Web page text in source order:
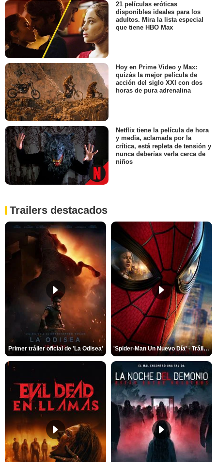
21 películas eróticas
disponibles ideales para los
adultos. Mira la lista especial
que tiene HBO Max
Hoy en Prime Video y Max:
quizás la mejor película de
acción del siglo XXI con dos
horas de pura adrenalina
Netflix tiene la película de hora
y media, aclamada por la
crítica, está repleta de tensión y
nunca deberías verla cerca de
niños
Trailers destacados
Primer tráiler oficial de 'La Odisea' 'Spider-Man Un Nuevo Día' - Tráiler oficial subtitulado